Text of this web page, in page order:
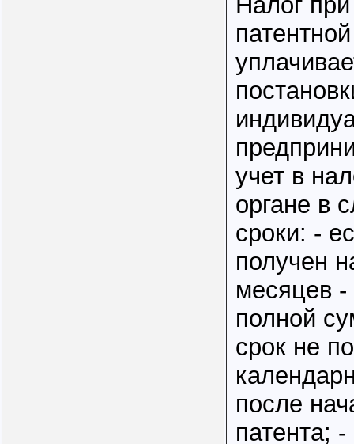
учет в
органе в
сроки: -
получен
месяцев
полной
срок не
после
патента;